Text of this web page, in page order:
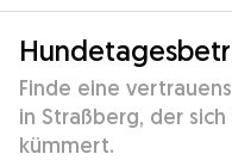
Finde eine
in Straßberg, der
kümmert.